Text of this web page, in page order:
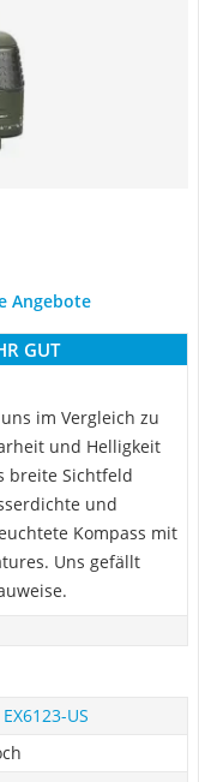
Angebote
GUT
im Vergleich zu
und Helligkeit
breite Sichtfeld
und
Kompass mit
Uns gefällt
US